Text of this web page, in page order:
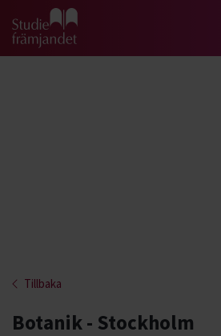
Gå till studiefrämjandets startsida
Tillbaka
Botanik - Stockholm